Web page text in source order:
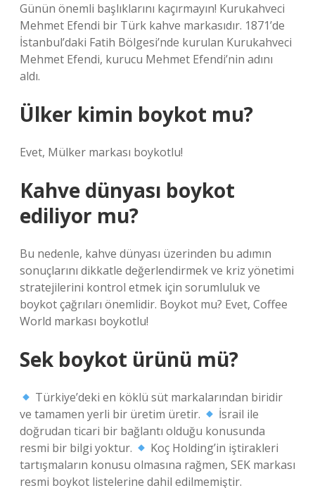
Günün önemli başlıklarını kaçırmayın! Kurukahveci
Mehmet Efendi bir Türk kahve markasıdır. 1871’de
İstanbul’daki Fatih Bölgesi’nde kurulan Kurukahveci
Mehmet Efendi, kurucu Mehmet Efendi’nin adını
aldı.
Ülker kimin boykot mu?
Evet, Mülker markası boykotlu!
Kahve dünyası boykot
ediliyor mu?
Bu nedenle, kahve dünyası üzerinden bu adımın
sonuçlarını dikkatle değerlendirmek ve kriz yönetimi
stratejilerini kontrol etmek için sorumluluk ve
boykot çağrıları önemlidir. Boykot mu? Evet, Coffee
World markası boykotlu!
Sek boykot ürünü mü?
Türkiye’deki en köklü süt markalarından biridir
ve tamamen yerli bir üretim üretir.
İsrail ile
doğrudan ticari bir bağlantı olduğu konusunda
resmi bir bilgi yoktur.
Koç Holding’in iştirakleri
tartışmaların konusu olmasına rağmen, SEK markası
resmi boykot listelerine dahil edilmemiştir.